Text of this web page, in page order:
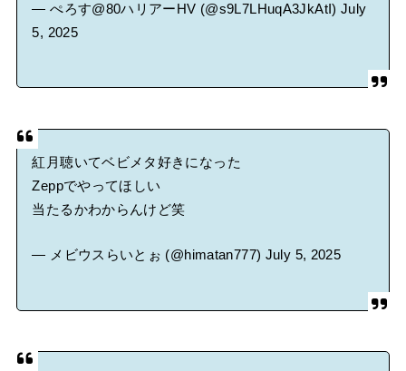
— ぺろす@80ハリアーHV (@s9L7LHuqA3JkAtI) July
5, 2025
紅月聴いてベビメタ好きになった
Zeppでやってほしい
当たるかわからんけど笑
— メビウスらいとぉ (@himatan777) July 5, 2025